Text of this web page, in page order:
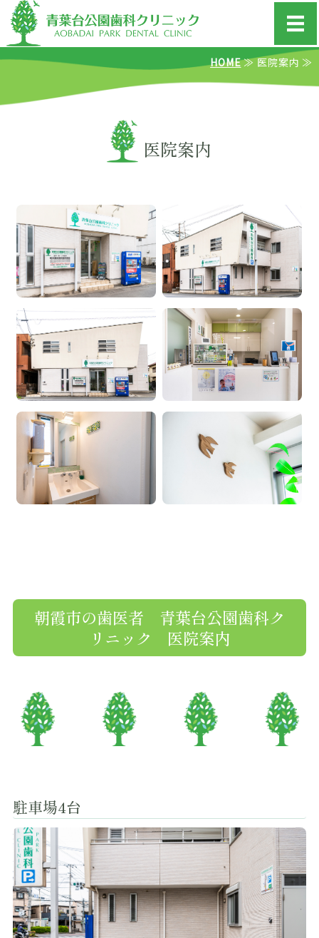
青葉台公園
ホーム
大切にしていること
HOME≫ 医院案内 ≫
医院案内
朝霞市の歯医者 青葉台公園歯科ク
リニック 医院案内
駐車場4台